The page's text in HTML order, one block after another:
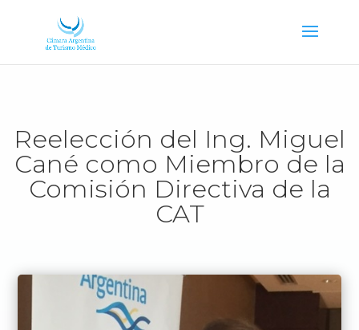
Reelección del Ing. Miguel
Cané como Miembro de la
Comisión Directiva de la
CAT